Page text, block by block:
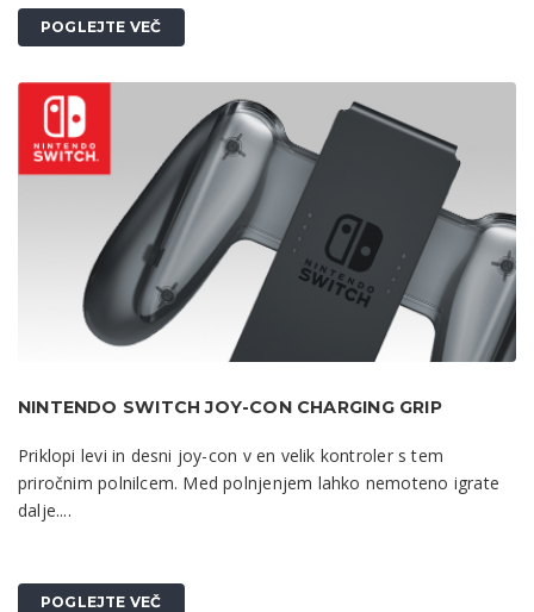
POGLEJTE VEČ
NINTENDO SWITCH JOY-CON CHARGING GRIP
Priklopi levi in desni joy-con v en velik kontroler s tem
priročnim polnilcem. Med polnjenjem lahko nemoteno igrate
dalje....
POGLEJTE VEČ